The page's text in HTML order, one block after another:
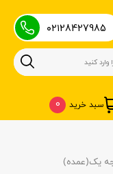
۰۲۱28427985
سبد خرید 0